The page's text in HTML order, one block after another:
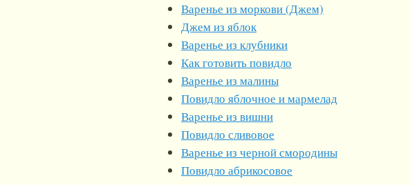
Варенье из моркови (Джем)
Джем из яблок
Варенье из клубники
Как готовить повидло
Варенье из малины
Повидло яблочное и мармелад
Варенье из вишни
Повидло сливовое
Варенье из черной смородины
Повидло абрикосовое